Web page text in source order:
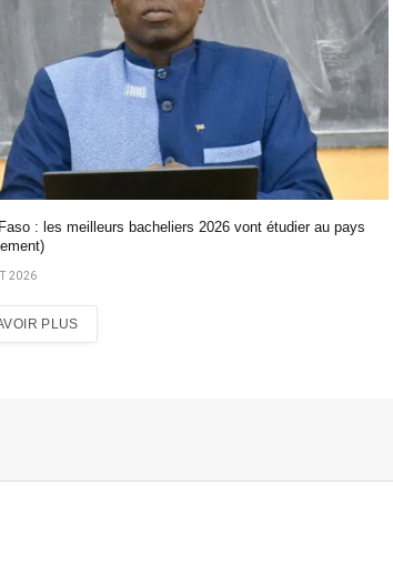
: les meilleurs bacheliers 2026 vont étudier au pays
2026
PLUS